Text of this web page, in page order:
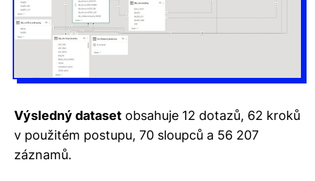
Výsledný dataset obsahuje 12 dotazů, 62 kroků
v použitém postupu, 70 sloupců a 56 207
záznamů.